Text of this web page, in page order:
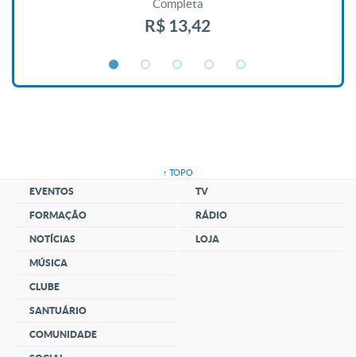
Completa
R$ 13,42
↑ TOPO
EVENTOS
FORMAÇÃO
NOTÍCIAS
MÚSICA
CLUBE
SANTUÁRIO
COMUNIDADE
TV
RÁDIO
LOJA